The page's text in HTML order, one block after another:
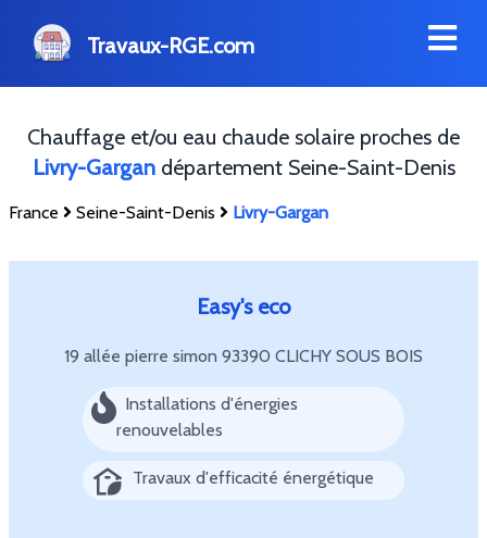
Travaux-RGE.com
Chauffage et/ou eau chaude solaire proches de
Livry-Gargandépartement Seine-Saint-Denis
France Seine-Saint-Denis Livry-Gargan
Easy's eco
19 allée pierre simon 93390 CLICHY SOUS BOIS
Installations d'énergies
renouvelables
Travaux d'efficacité énergétique